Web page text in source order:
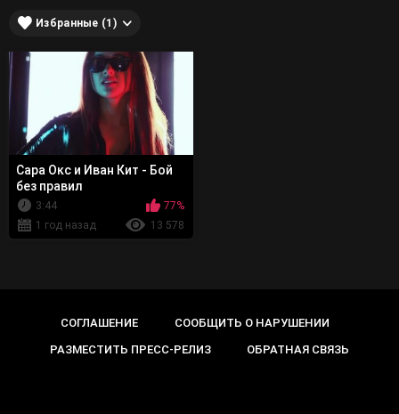
Избранные (1)
Сара Окс и Иван Кит - Бой
без правил
3:44
77%
1 год назад
13 578
СОГЛАШЕНИЕ
СООБЩИТЬ О НАРУШЕНИИ
РАЗМЕСТИТЬ ПРЕСС-РЕЛИЗ
ОБРАТНАЯ СВЯЗЬ